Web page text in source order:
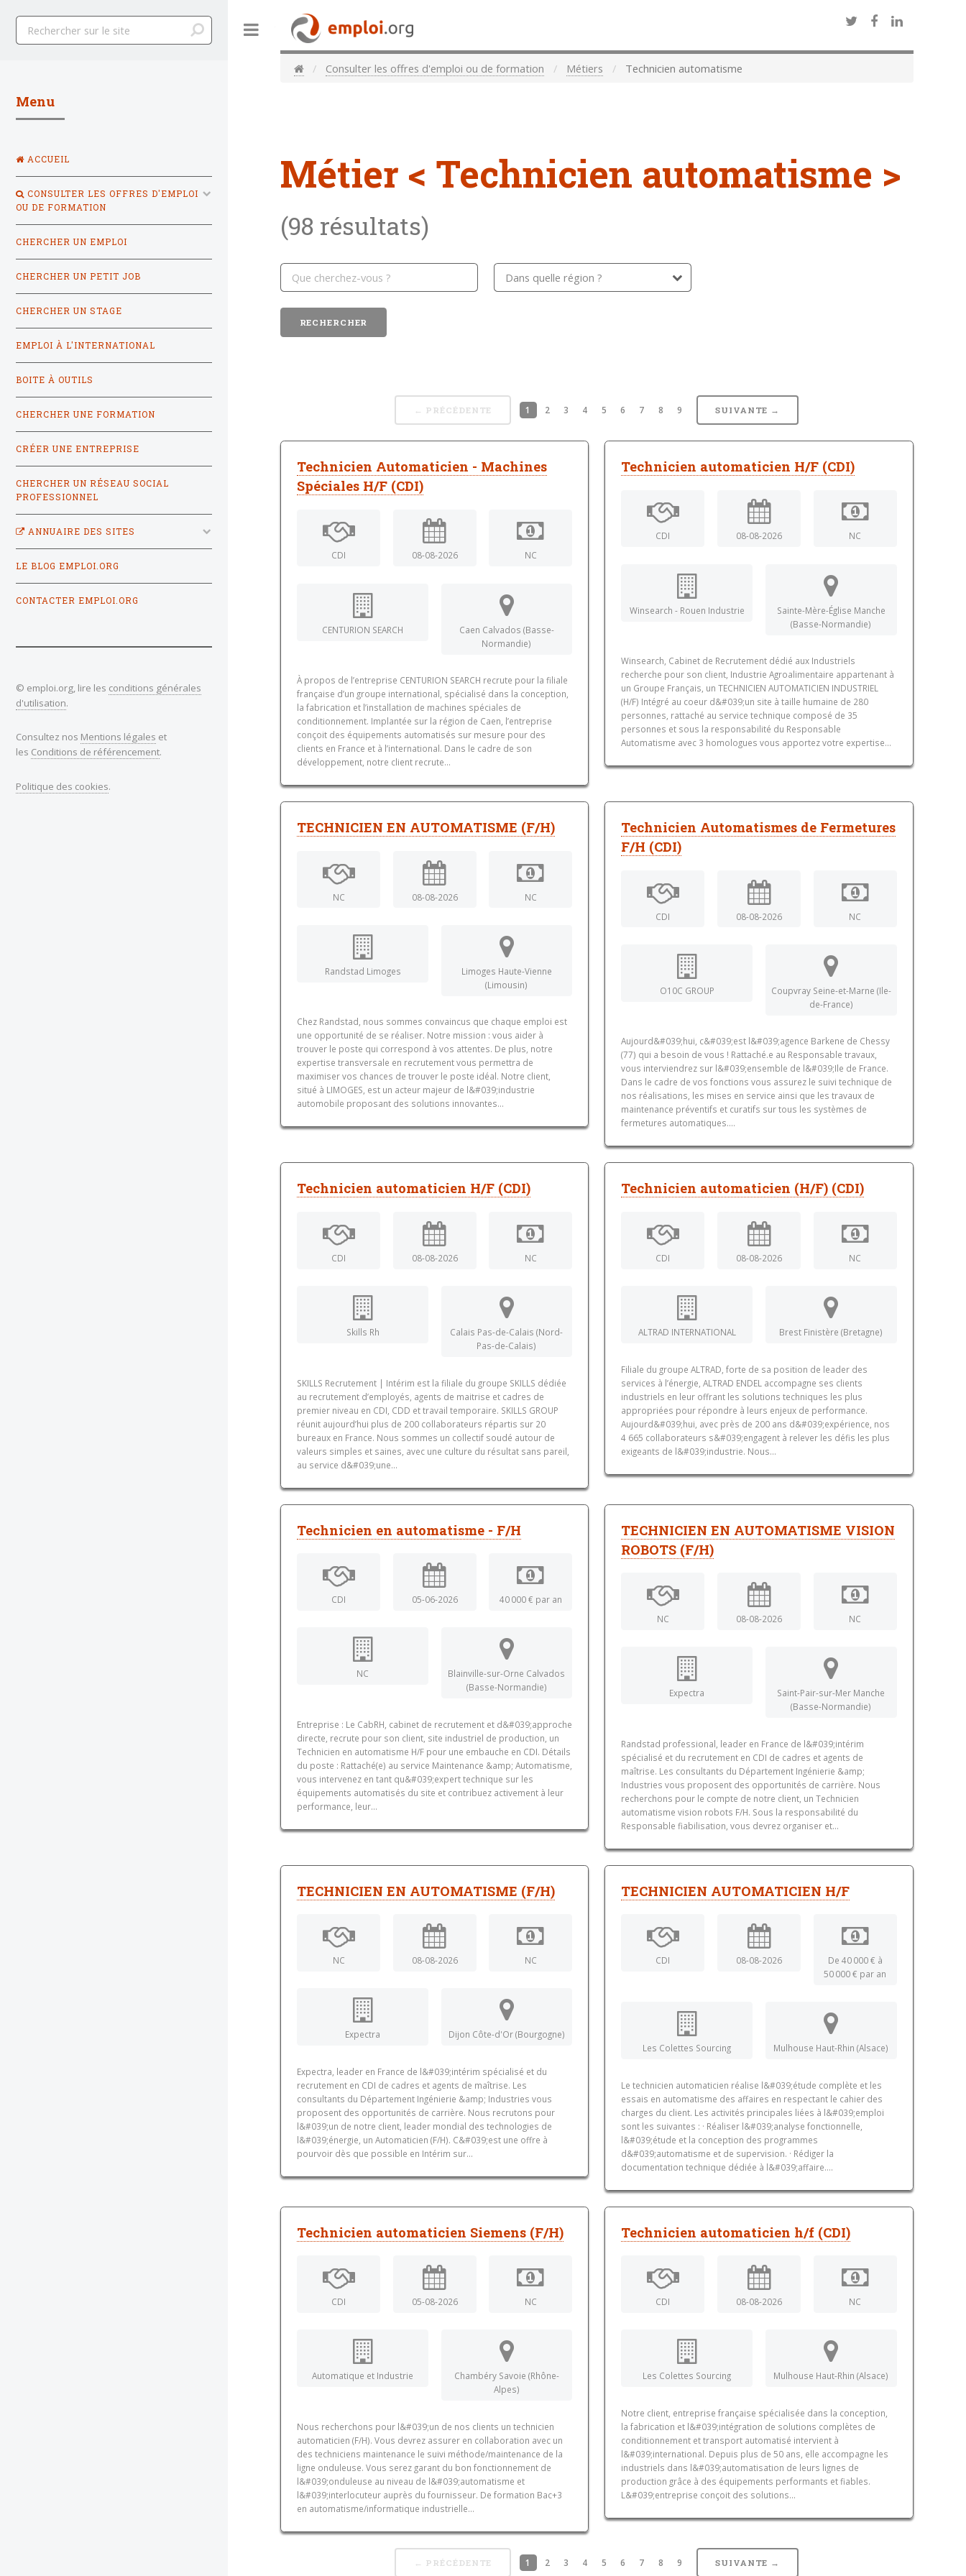
Consulter les offres d'emploi ou de formation Métiers Technicien automatisme
Métier < Technicien automatisme >
(98 résultats)
← PRÉCÉDENTE 1 2 3 4 5 6 7 8 9 SUIVANTE →
Technicien Automaticien - Machines
Spéciales H/F (CDI)
CDI 08-08-2026 NC
CENTURION SEARCH
Caen Calvados (Basse-
Normandie)
À propos de l’entreprise CENTURION SEARCH recrute pour la filiale
française d’un groupe international, spécialisé dans la conception,
la fabrication et l’installation de machines spéciales de
conditionnement. Implantée sur la région de Caen, l’entreprise
conçoit des équipements automatisés sur mesure pour des
clients en France et à l’international. Dans le cadre de son
développement, notre client recrute...
Technicien automaticien H/F (CDI)
CDI 08-08-2026 NC
Winsearch - Rouen Industrie
Sainte-Mère-Église Manche
(Basse-Normandie)
Winsearch, Cabinet de Recrutement dédié aux Industriels
recherche pour son client, Industrie Agroalimentaire appartenant à
un Groupe Français, un TECHNICIEN AUTOMATICIEN INDUSTRIEL
(H/F) Intégré au coeur d&#039;un site à taille humaine de 280
personnes, rattaché au service technique composé de 35
personnes et sous la responsabilité du Responsable
Automatisme avec 3 homologues vous apportez votre expertise...
TECHNICIEN EN AUTOMATISME (F/H)
NC 08-08-2026 NC
Randstad Limoges
Limoges Haute-Vienne
(Limousin)
Chez Randstad, nous sommes convaincus que chaque emploi est
une opportunité de se réaliser. Notre mission : vous aider à
trouver le poste qui correspond à vos attentes. De plus, notre
expertise transversale en recrutement vous permettra de
maximiser vos chances de trouver le poste idéal. Notre client,
situé à LIMOGES, est un acteur majeur de l&#039;industrie
automobile proposant des solutions innovantes...
Technicien Automatismes de Fermetures
F/H (CDI)
CDI 08-08-2026 NC
O10C GROUP
Coupvray Seine-et-Marne (Ile-
de-France)
Aujourd&#039;hui, c&#039;est l&#039;agence Barkene de Chessy
(77) qui a besoin de vous ! Rattaché.e au Responsable travaux,
vous interviendrez sur l&#039;ensemble de l&#039;Ile de France.
Dans le cadre de vos fonctions vous assurez le suivi technique de
nos réalisations, les mises en service ainsi que les travaux de
maintenance préventifs et curatifs sur tous les systèmes de
fermetures automatiques....
Technicien automaticien H/F (CDI)
CDI 08-08-2026 NC
Skills Rh
Calais Pas-de-Calais (Nord-
Pas-de-Calais)
SKILLS Recrutement | Intérim est la filiale du groupe SKILLS dédiée
au recrutement d’employés, agents de maitrise et cadres de
premier niveau en CDI, CDD et travail temporaire. SKILLS GROUP
réunit aujourd’hui plus de 200 collaborateurs répartis sur 20
bureaux en France. Nous sommes un collectif soudé autour de
valeurs simples et saines, avec une culture du résultat sans pareil,
au service d&#039;une...
Technicien automaticien (H/F) (CDI)
CDI 08-08-2026 NC
ALTRAD INTERNATIONAL Brest Finistère (Bretagne)
Filiale du groupe ALTRAD, forte de sa position de leader des
services à l’énergie, ALTRAD ENDEL accompagne ses clients
industriels en leur offrant les solutions techniques les plus
appropriées pour répondre à leurs enjeux de performance.
Aujourd&#039;hui, avec près de 200 ans d&#039;expérience, nos
4 665 collaborateurs s&#039;engagent à relever les défis les plus
exigeants de l&#039;industrie. Nous...
Technicien en automatisme - F/H
CDI 05-06-2026 40 000 € par an
NC
Blainville-sur-Orne Calvados
(Basse-Normandie)
Entreprise : Le CabRH, cabinet de recrutement et d&#039;approche
directe, recrute pour son client, site industriel de production, un
Technicien en automatisme H/F pour une embauche en CDI. Détails
du poste : Rattaché(e) au service Maintenance &amp; Automatisme,
vous intervenez en tant qu&#039;expert technique sur les
équipements automatisés du site et contribuez activement à leur
performance, leur...
TECHNICIEN EN AUTOMATISME VISION
ROBOTS (F/H)
NC 08-08-2026 NC
Expectra
Saint-Pair-sur-Mer Manche
(Basse-Normandie)
Randstad professional, leader en France de l&#039;intérim
spécialisé et du recrutement en CDI de cadres et agents de
maîtrise. Les consultants du Département Ingénierie &amp;
Industries vous proposent des opportunités de carrière. Nous
recherchons pour le compte de notre client, un Technicien
automatisme vision robots F/H. Sous la responsabilité du
Responsable fiabilisation, vous devrez organiser et...
TECHNICIEN EN AUTOMATISME (F/H)
NC 08-08-2026 NC
Expectra Dijon Côte-d'Or (Bourgogne)
Expectra, leader en France de l&#039;intérim spécialisé et du
recrutement en CDI de cadres et agents de maîtrise. Les
consultants du Département Ingénierie &amp; Industries vous
proposent des opportunités de carrière. Nous recrutons pour
l&#039;un de notre client, leader mondial des technologies de
l&#039;énergie, un Automaticien (F/H). C&#039;est une offre à
pourvoir dès que possible en Intérim sur...
TECHNICIEN AUTOMATICIEN H/F
CDI 08-08-2026
De 40 000 € à
50 000 € par an
Les Colettes Sourcing Mulhouse Haut-Rhin (Alsace)
Le technicien automaticien réalise l&#039;étude complète et les
essais en automatisme des affaires en respectant le cahier des
charges du client. Les activités principales liées à l&#039;emploi
sont les suivantes : · Réaliser l&#039;analyse fonctionnelle,
l&#039;étude et la conception des programmes
d&#039;automatisme et de supervision. · Rédiger la
documentation technique dédiée à l&#039;affaire....
Technicien automaticien Siemens (F/H)
CDI 05-08-2026 NC
Automatique et Industrie
Chambéry Savoie (Rhône-
Alpes)
Nous recherchons pour l&#039;un de nos clients un technicien
automaticien (F/H). Vous devrez assurer en collaboration avec un
des techniciens maintenance le suivi méthode/maintenance de la
ligne onduleuse. Vous serez garant du bon fonctionnement de
l&#039;onduleuse au niveau de l&#039;automatisme et
l&#039;interlocuteur auprès du fournisseur. De formation Bac+3
en automatisme/informatique industrielle...
Technicien automaticien h/f (CDI)
CDI 08-08-2026 NC
Les Colettes Sourcing Mulhouse Haut-Rhin (Alsace)
Notre client, entreprise française spécialisée dans la conception,
la fabrication et l&#039;intégration de solutions complètes de
conditionnement et transport automatisé intervient à
l&#039;international. Depuis plus de 50 ans, elle accompagne les
industriels dans l&#039;automatisation de leurs lignes de
production grâce à des équipements performants et fiables.
L&#039;entreprise conçoit des solutions...
← PRÉCÉDENTE 1 2 3 4 5 6 7 8 9 SUIVANTE →
Menu
ACCUEIL
CONSULTER LES OFFRES D'EMPLOI
OU DE FORMATION
CHERCHER UN EMPLOI
CHERCHER UN PETIT JOB
CHERCHER UN STAGE
EMPLOI À L'INTERNATIONAL
BOITE À OUTILS
CHERCHER UNE FORMATION
CRÉER UNE ENTREPRISE
CHERCHER UN RÉSEAU SOCIAL
PROFESSIONNEL
ANNUAIRE DES SITES
LE BLOG EMPLOI.ORG
CONTACTER EMPLOI.ORG
© emploi.org, lire les conditions générales
d'utilisation.
Consultez nos Mentions légales et
les Conditions de référencement.
Politique des cookies.
Toggle